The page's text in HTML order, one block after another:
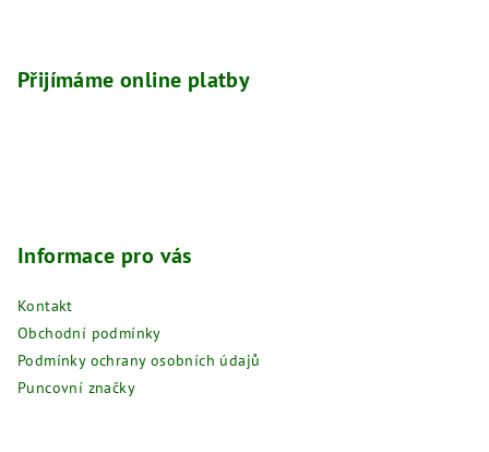
Přijímáme online platby
Informace pro vás
Kontakt
Obchodní podmínky
Podmínky ochrany osobních údajů
Puncovní značky